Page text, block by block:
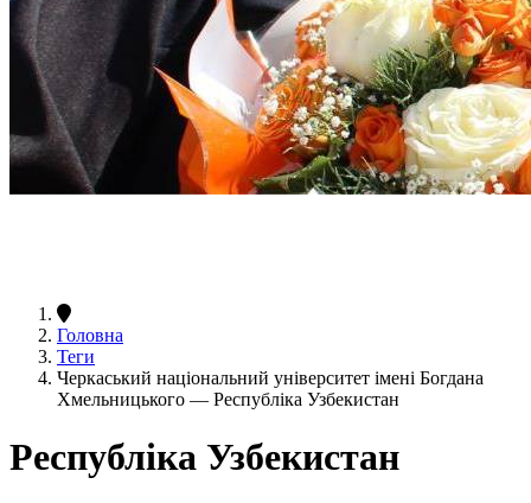
Головна
Теги
Черкаський національний університет імені Богдана
Хмельницького — Республіка Узбекистан
Республіка Узбекистан